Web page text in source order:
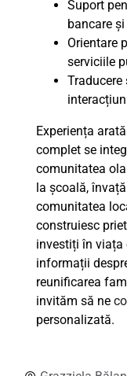
Suport
bancare
Orientare
serviciile
Experiența
complet se
comunitatea
la școală,
comunitatea
construiesc
investiți în
informații
reunificarea
invităm să ne
personalizată.